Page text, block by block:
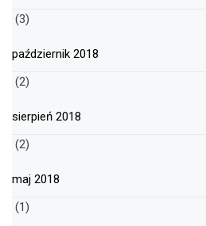
(3)
październik 2018
(2)
sierpień 2018
(2)
maj 2018
(1)